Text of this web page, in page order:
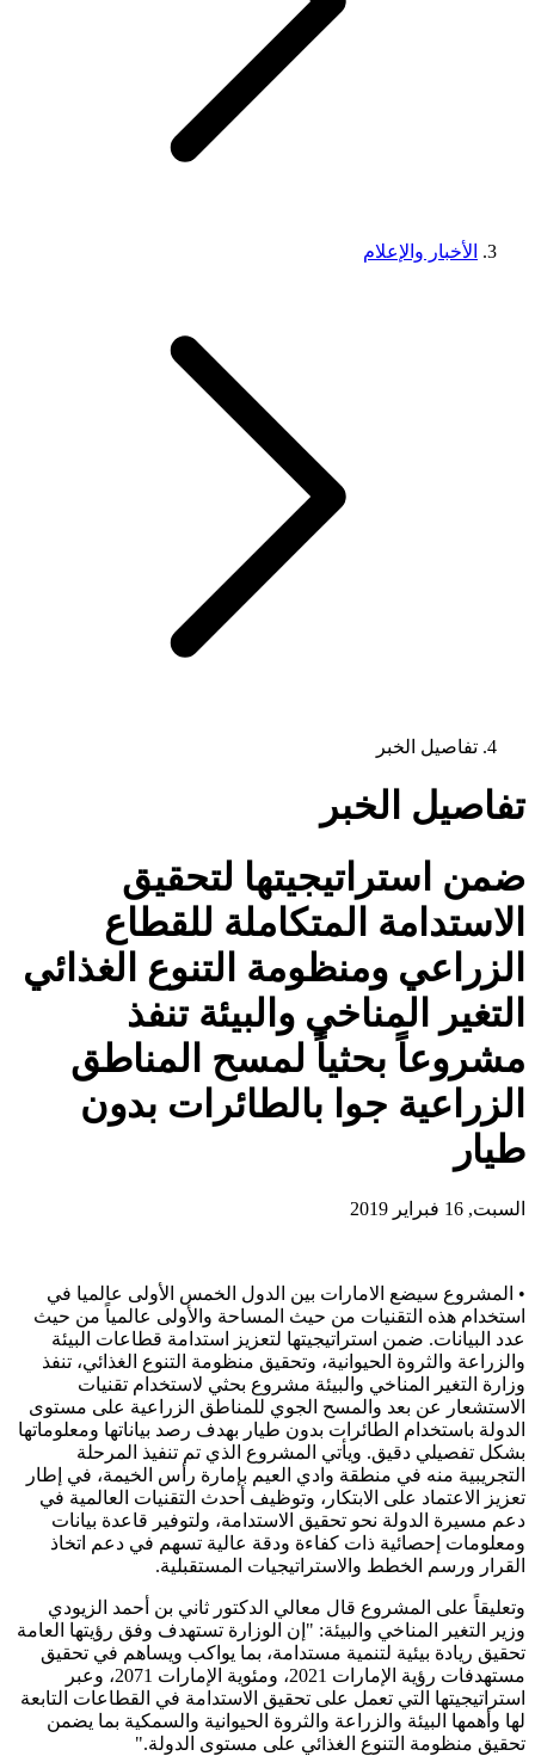
الأخبار والإعلام
تفاصيل الخبر
تفاصيل الخبر
ضمن استراتيجيتها لتحقيق
الاستدامة المتكاملة للقطاع
الزراعي ومنظومة التنوع الغذائي
التغير المناخي والبيئة تنفذ
مشروعاً بحثياً لمسح المناطق
الزراعية جوا بالطائرات بدون
طيار
السبت, 16 فبراير 2019
• المشروع سيضع الامارات بين الدول الخمس الأولى عالميا في
استخدام هذه التقنيات من حيث المساحة والأولى عالمياً من حيث
عدد البيانات. ضمن استراتيجيتها لتعزيز استدامة قطاعات البيئة
والزراعة والثروة الحيوانية، وتحقيق منظومة التنوع الغذائي، تنفذ
وزارة التغير المناخي والبيئة مشروع بحثي لاستخدام تقنيات
الاستشعار عن بعد والمسح الجوي للمناطق الزراعية على مستوى
الدولة باستخدام الطائرات بدون طيار بهدف رصد بياناتها ومعلوماتها
بشكل تفصيلي دقيق. ويأتي المشروع الذي تم تنفيذ المرحلة
التجريبية منه في منطقة وادي العيم بإمارة رأس الخيمة، في إطار
تعزيز الاعتماد على الابتكار، وتوظيف أحدث التقنيات العالمية في
دعم مسيرة الدولة نحو تحقيق الاستدامة، ولتوفير قاعدة بيانات
ومعلومات إحصائية ذات كفاءة ودقة عالية تسهم في دعم اتخاذ
القرار ورسم الخطط والاستراتيجيات المستقبلية.
وتعليقاً على المشروع قال معالي الدكتور ثاني بن أحمد الزيودي
وزير التغير المناخي والبيئة: "إن الوزارة تستهدف وفق رؤيتها العامة
تحقيق ريادة بيئية لتنمية مستدامة، بما يواكب ويساهم في تحقيق
مستهدفات رؤية الإمارات 2021، ومئوية الإمارات 2071، وعبر
استراتيجيتها التي تعمل على تحقيق الاستدامة في القطاعات التابعة
لها وأهمها البيئة والزراعة والثروة الحيوانية والسمكية بما يضمن
تحقيق منظومة التنوع الغذائي على مستوى الدولة."